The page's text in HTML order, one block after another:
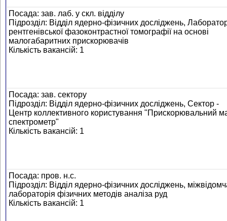
Посада: зав. лаб. у скл. відділу
Підрозділ: Відділ ядерно-фізичних досліджень,
рентгенівської фазоконтрастної томографії на основі
малогабаритних прискорювачів
Кількість вакансій: 1
Посада: зав. сектору
Підрозділ: Відділ ядерно-фізичних досліджень, Сектор -
Центр коллективного користування "Прискорювальний
спектрометр"
Кількість вакансій: 1
Посада: пров. н.с.
Підрозділ: Відділ ядерно-фізичних досліджень,
лабораторія фізичних методів аналіза руд
Кількість вакансій: 1